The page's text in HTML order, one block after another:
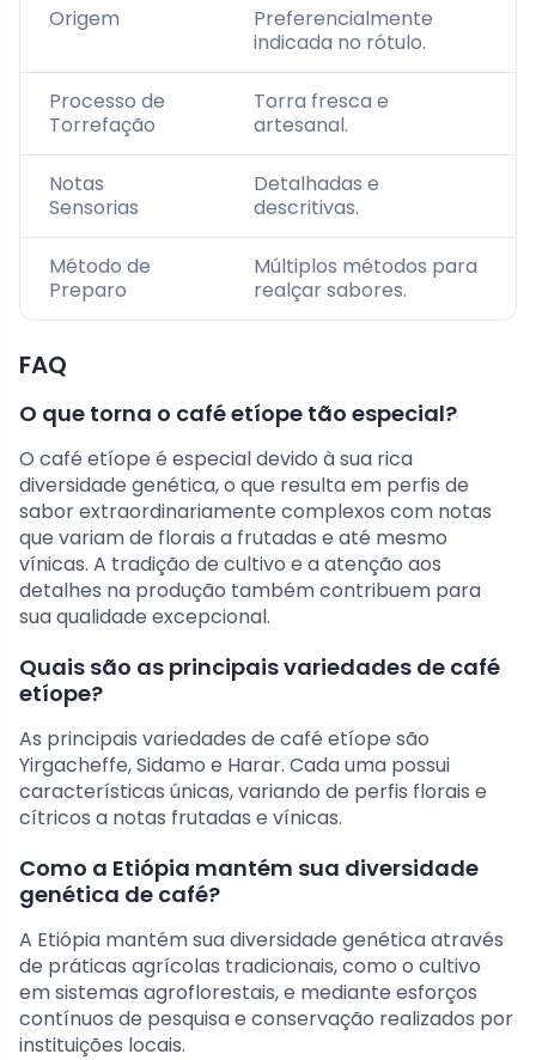
Origem
Preferencialmente
indicada no rótulo.
Processo de
Torrefação
Torra fresca e
artesanal.
Notas
Sensorias
Detalhadas e
descritivas.
Método de
Preparo
Múltiplos métodos para
realçar sabores.
FAQ
O que torna o café etíope tão especial?
O café etíope é especial devido à sua rica
diversidade genética, o que resulta em perfis de
sabor extraordinariamente complexos com notas
que variam de florais a frutadas e até mesmo
vínicas. A tradição de cultivo e a atenção aos
detalhes na produção também contribuem para
sua qualidade excepcional.
Quais são as principais variedades de café
etíope?
As principais variedades de café etíope são
Yirgacheffe, Sidamo e Harar. Cada uma possui
características únicas, variando de perfis florais e
cítricos a notas frutadas e vínicas.
Como a Etiópia mantém sua diversidade
genética de café?
A Etiópia mantém sua diversidade genética através
de práticas agrícolas tradicionais, como o cultivo
em sistemas agroflorestais, e mediante esforços
contínuos de pesquisa e conservação realizados por
instituições locais.